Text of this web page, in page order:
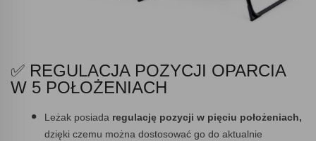
✅ REGULACJA POZYCJI OPARCIA
W 5 POŁOŻENIACH
Leżak posiada regulację pozycji w pięciu położeniach,
dzięki czemu można dostosować go do aktualnie